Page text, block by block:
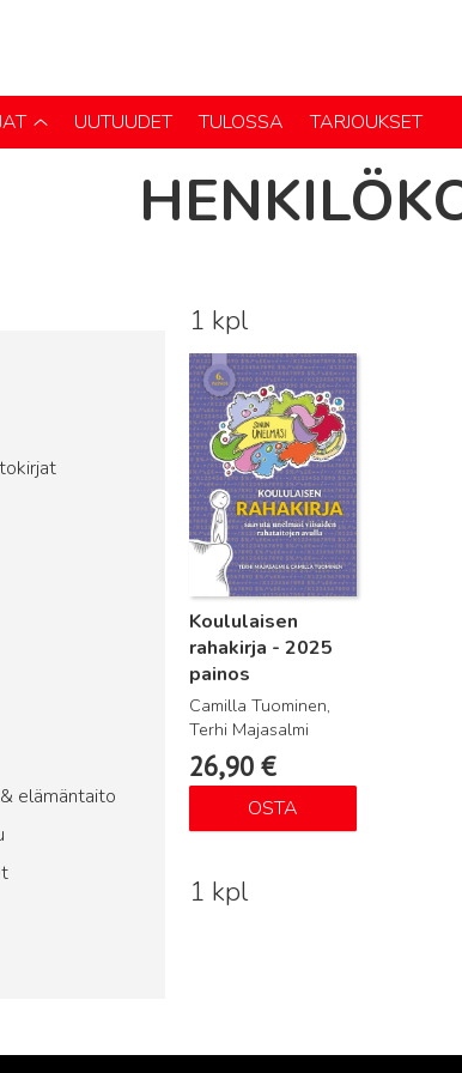
UUTUUDET TULOSSA TARJOUKSET
elämäntaito
1 kpl
Koululaisen
rahakirja - 2025
painos
Camilla Tuominen,
Terhi Majasalmi
26,90 €
OSTA
Lue lisää
1 kpl